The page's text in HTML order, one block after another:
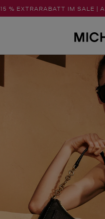
15 % EXTRARABATT IM SALE |